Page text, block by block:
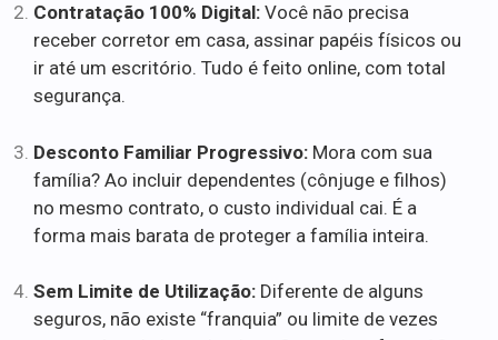
Contratação 100% Digital: Você não precisa
receber corretor em casa, assinar papéis físicos ou
ir até um escritório. Tudo é feito online, com total
segurança.
Desconto Familiar Progressivo: Mora com sua
família? Ao incluir dependentes (cônjuge e filhos)
no mesmo contrato, o custo individual cai. É a
forma mais barata de proteger a família inteira.
Sem Limite de Utilização: Diferente de alguns
seguros, não existe “franquia” ou limite de vezes